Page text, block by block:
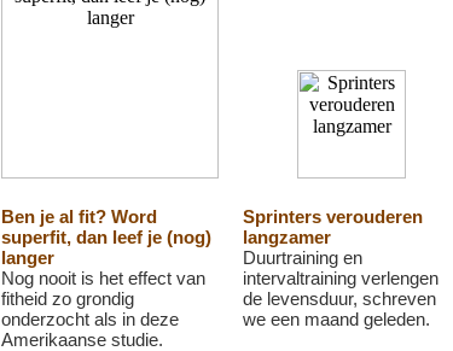
Ben je al fit? Word
superfit, dan leef je (nog)
langer
Nog nooit is het effect van
fitheid zo grondig
onderzocht als in deze
Amerikaanse studie.
Sprinters verouderen
langzamer
Duurtraining en
intervaltraining verlengen
de levensduur, schreven
we een maand geleden.